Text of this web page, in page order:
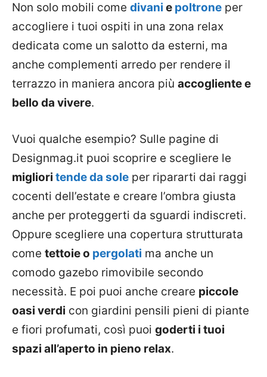
Non solo mobili come divani e poltrone per
accogliere i tuoi ospiti in una zona relax
dedicata come un salotto da esterni, ma
anche complementi arredo per rendere il
terrazzo in maniera ancora più accogliente e
bello da vivere.
Vuoi qualche esempio? Sulle pagine di
Designmag.it puoi scoprire e scegliere le
migliori tende da sole per ripararti dai raggi
cocenti dell’estate e creare l’ombra giusta
anche per proteggerti da sguardi indiscreti.
Oppure scegliere una copertura strutturata
come tettoie o pergolati ma anche un
comodo gazebo rimovibile secondo
necessità. E poi puoi anche creare piccole
oasi verdi con giardini pensili pieni di piante
e fiori profumati, così puoi goderti i tuoi
spazi all’aperto in pieno relax.